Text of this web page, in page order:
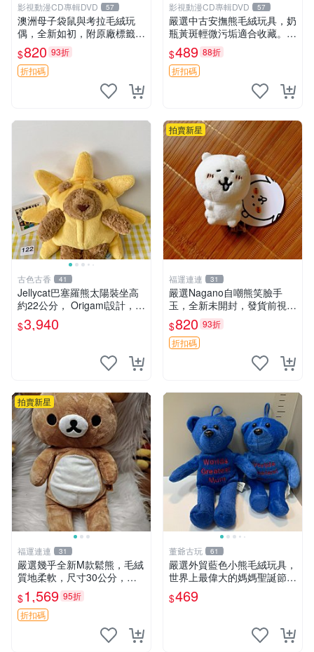
影視動漫CD專輯DVD 57
澳洲母子袋鼠與考拉毛絨玩
偶，全新如初，附原廠標籤，
手感極軟，適合贈送親朋好
友。袋鼠與考拉正版，精緻尺
寸，適合作為收藏或家飾擺
設，增添暖意。 母子、袋
$820 93折
折扣碼
影視動漫CD專輯DVD 57
嚴選中古安撫熊毛絨玩具，奶
瓶黃斑輕微污垢適合收藏。默
認兩日發貨，全國快遞隨機派
送。 成色如圖可放心購買，
輕微瑕疵和臟污不影響使用。
安撫熊 中古玩偶 毛
$489 88折
折扣碼
古色古香 41
Jellycat巴塞羅熊太陽裝坐高
約22公分， Origami設計，來
自越南。嚴選 Recommendat
ion！巴塞羅、 Origami熊、J
$3,940
拍賣新星
福運連連 31
嚴選Nagano自嘲熊笑臉手
玉，全新未開封，發貨前視頻
確認，海南 廣西 貴州 嚴選N
agano自嘲熊笑臉手玉，全新
未開封，發貨前視頻確認，四
$820 93折
折扣碼
拍賣新星
福運連連 31
嚴選幾乎全新M款鬆熊，毛絨
質地柔軟，尺寸30公分，做
工精緻可愛，適合收藏或贈送
親友。中古使用痕跡，手感依
然優良。 鬆熊 嬰熊 毛玩偶
$1,569 95折
折扣碼
董爺古玩 61
嚴選外貿藍色小熊毛絨玩具，
世界上最偉大的媽媽聖誕節推
薦禮物 五角星 兒童玩具 母親
節
$469